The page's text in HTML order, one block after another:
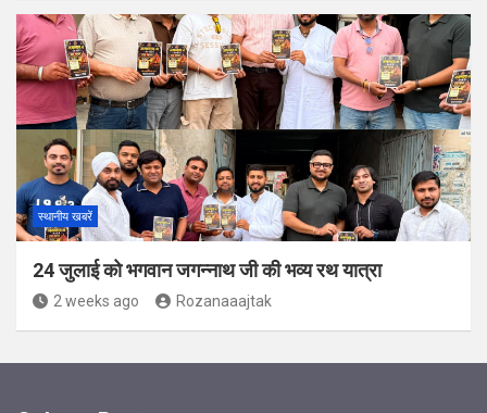
स्थानीय खबरें
24 जुलाई को भगवान जगन्नाथ जी की भव्य रथ यात्रा
2 weeks ago Rozanaaajtak